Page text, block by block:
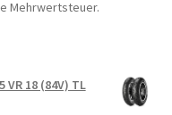
Mehrwertsteuer.
18 (84V) TL